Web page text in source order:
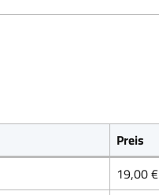
Preis
19,00 €